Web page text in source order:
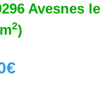
Avesnes le
2)
€